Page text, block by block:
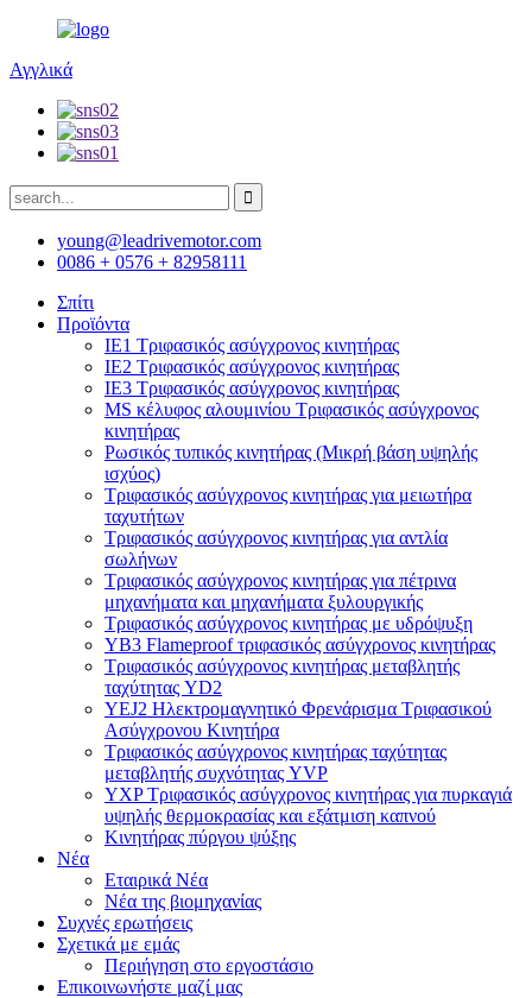
Αγγλικά
young@leadrivemotor.com
0086 + 0576 + 82958111
Σπίτι
Προϊόντα
IE1 Τριφασικός ασύγχρονος κινητήρας
IE2 Τριφασικός ασύγχρονος κινητήρας
IE3 Τριφασικός ασύγχρονος κινητήρας
MS κέλυφος αλουμινίου Τριφασικός ασύγχρονος
κινητήρας
Ρωσικός τυπικός κινητήρας (Μικρή βάση υψηλής
ισχύος)
Τριφασικός ασύγχρονος κινητήρας για μειωτήρα
ταχυτήτων
Τριφασικός ασύγχρονος κινητήρας για αντλία
σωλήνων
Τριφασικός ασύγχρονος κινητήρας για πέτρινα
μηχανήματα και μηχανήματα ξυλουργικής
Τριφασικός ασύγχρονος κινητήρας με υδρόψυξη
YB3 Flameproof τριφασικός ασύγχρονος κινητήρας
Τριφασικός ασύγχρονος κινητήρας μεταβλητής
ταχύτητας YD2
YEJ2 Ηλεκτρομαγνητικό Φρενάρισμα Τριφασικού
Ασύγχρονου Κινητήρα
Τριφασικός ασύγχρονος κινητήρας ταχύτητας
μεταβλητής συχνότητας YVP
YXP Τριφασικός ασύγχρονος κινητήρας για πυρκαγιά
υψηλής θερμοκρασίας και εξάτμιση καπνού
Κινητήρας πύργου ψύξης
Νέα
Εταιρικά Νέα
Νέα της βιομηχανίας
Συχνές ερωτήσεις
Σχετικά με εμάς
Περιήγηση στο εργοστάσιο
Επικοινωνήστε μαζί μας